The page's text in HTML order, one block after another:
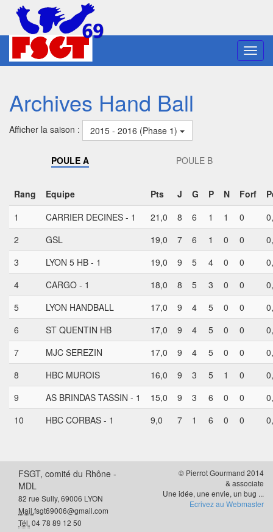
Archives Hand Ball
Afficher la saison : 2015 - 2016 (Phase 1)
POULE A POULE B
Rang Equipe Pts J G P N Forf
1
CARRIER DECINES - 1 21,0 8 6 1 1 0
2
GSL 19,0 7 6 1 0 0
3
LYON 5 HB - 1 19,0 9 5 4 0 0
4
CARGO - 1 18,0 8 5 3 0 0
5
LYON HANDBALL 17,0 9 4 5 0 0
6
ST QUENTIN HB 17,0 9 4 5 0 0
7
MJC SEREZIN 17,0 9 4 5 0 0
8
HBC MUROIS 16,0 9 3 5 1 0
9
AS BRINDAS TASSIN - 1 15,0 9 3 6 0 0
10
HBC CORBAS - 1 9,0 7 1 6 0 0
FSGT, comité du Rhône -
MDL
82 rue Sully, 69006 LYON
Mail.fsgt69006@gmail.com
Tél. 04 78 89 12 50
© Pierrot Gourmand 2014
& associate
Une idée, une envie, un bug ...
Ecrivez au Webmaster